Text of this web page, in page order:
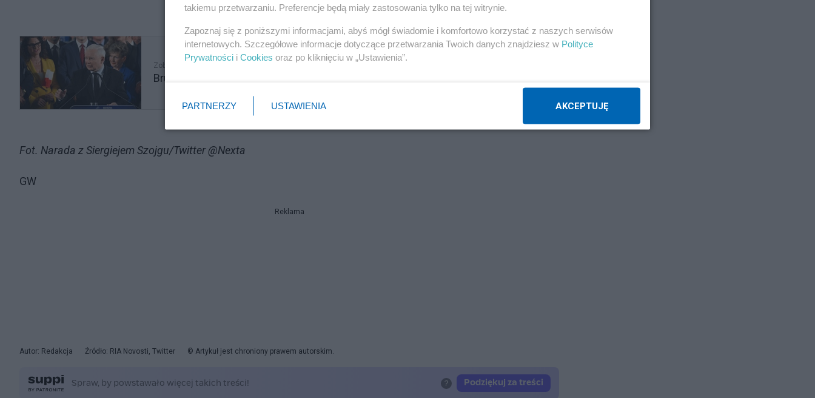
Zobacz także
Bruksela liczyła na to, że wybory w Polsce wygra Tusk. Panika wśród urzędników
Fot. Narada z Siergiejem Szojgu/Twitter @Nexta
GW
Reklama
Autor: Redakcja Źródło: RIA Novosti, Twitter © Artykuł jest chroniony prawem autorskim.
takiemu przetwarzaniu. Preferencje będą miały zastosowania tylko na tej witrynie.
Zapoznaj się z poniższymi informacjami, abyś mógł świadomie i komfortowo korzystać z naszych serwisów
internetowych. Szczegółowe informacje dotyczące przetwarzania Twoich danych znajdziesz w Polityce
Prywatności i Cookies oraz po kliknięciu w „Ustawienia”.
PARTNERZY USTAWIENIA AKCEPTUJĘ